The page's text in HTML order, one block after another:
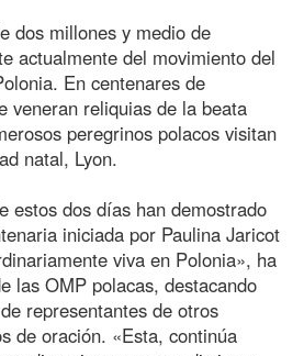
dos millones y medio de
actualmente del movimiento del
En centenares de
veneran reliquias de la beata
peregrinos polacos visitan
natal, Lyon.
estos dos días han demostrado
iniciada por Paulina Jaricot
viva en Polonia», ha
las OMP polacas, destacando
representantes de otros
de oración. «Esta, continúa